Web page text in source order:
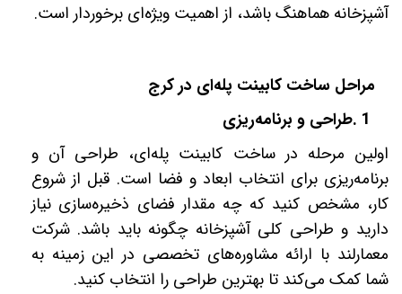
آشپزخانه هماهنگ باشد، از اهمیت ویژه‌ای برخوردار است.
مراحل ساخت کابینت پله‌ای در کرج
1
.طراحی و برنامه‌ریزی
اولین مرحله در ساخت کابینت پله‌ای، طراحی آن و
برنامه‌ریزی برای انتخاب ابعاد و فضا است. قبل از شروع
کار، مشخص کنید که چه مقدار فضای ذخیره‌سازی نیاز
دارید و طراحی کلی آشپزخانه چگونه باید باشد. شرکت
معمارلند با ارائه مشاوره‌های تخصصی در این زمینه به
شما کمک می‌کند تا بهترین طراحی را انتخاب کنید.